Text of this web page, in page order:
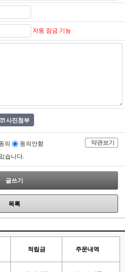
자동 잠금 기능
사진첨부
의 동의안함
약관보기
습니다.
글쓰기
목록
적립금 주문내역